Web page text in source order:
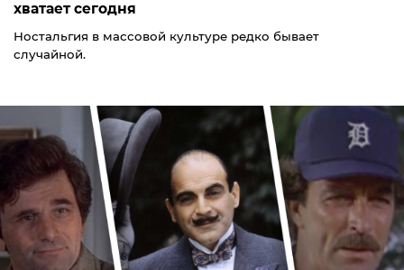
хватает сегодня
Ностальгия в массовой культуре редко бывает
случайной.